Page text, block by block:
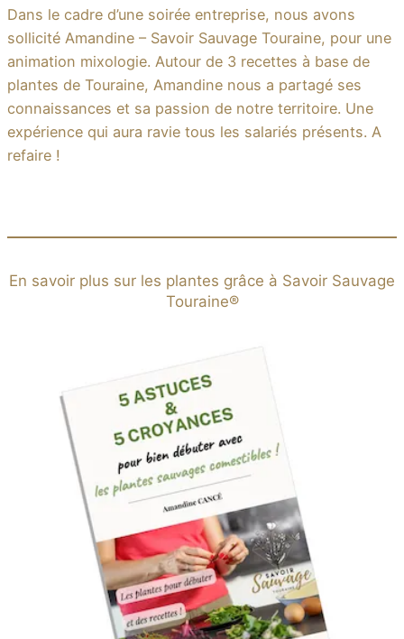
Dans le cadre d’une soirée entreprise, nous avons
sollicité Amandine – Savoir Sauvage Touraine, pour une
animation mixologie. Autour de 3 recettes à base de
plantes de Touraine, Amandine nous a partagé ses
connaissances et sa passion de notre territoire. Une
expérience qui aura ravie tous les salariés présents. A
refaire !
En savoir plus sur les plantes grâce à Savoir Sauvage
Touraine®